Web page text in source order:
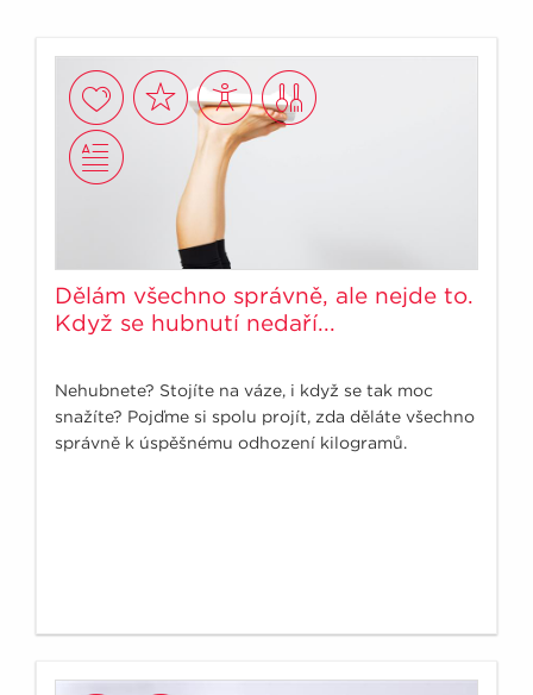
Dělám všechno správně, ale nejde to.
Když se hubnutí nedaří...
Nehubnete? Stojíte na váze, i když se tak moc
snažíte? Pojďme si spolu projít, zda děláte všechno
správně k úspěšnému odhození kilogramů.